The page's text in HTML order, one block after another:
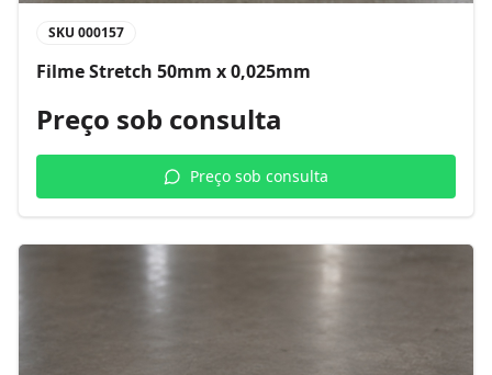
SKU 000157
Filme Stretch 50mm x 0,025mm
Preço sob consulta
Preço sob consulta